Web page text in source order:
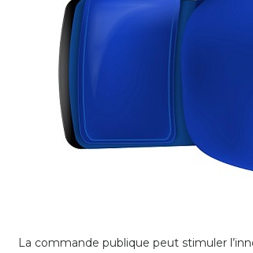
La commande publique peut stimuler